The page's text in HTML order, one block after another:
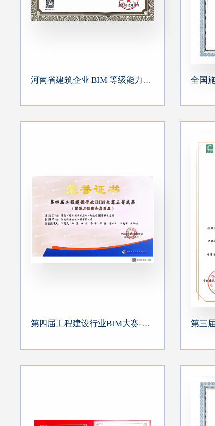
河南省建筑企业 BIM 等级能力认定
第四届工程建设行业BIM大赛-海马公馆三期项目